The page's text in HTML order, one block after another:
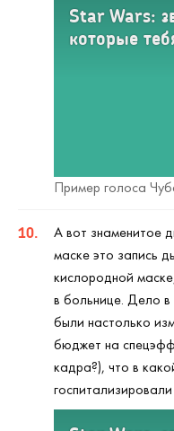
Star Wars:
которые
Пример голоса
А вот знаменитое
маске это запись
кислородной
в больнице. Дело
были настолько
бюджет на
кадра?), что в